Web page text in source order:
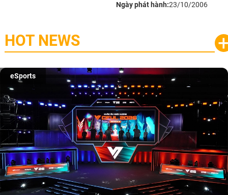
Ngày phát hành:23/10/2006
HOT NEWS
Game mobile
Trở thành "Đại ca Mèo" khuấy đảo thế giới